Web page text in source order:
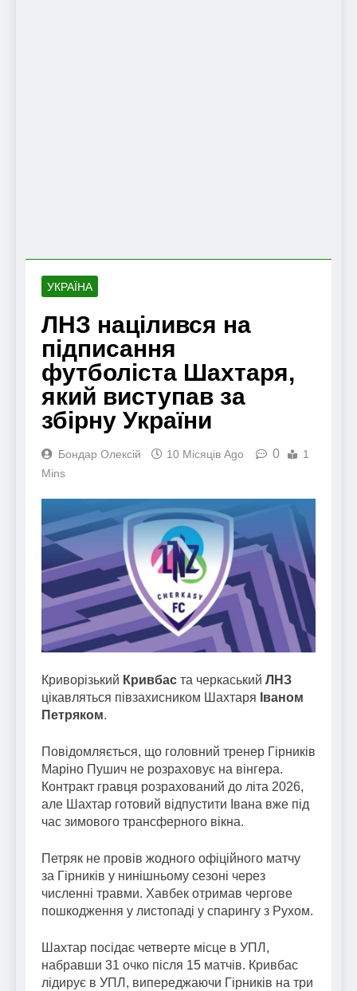
УКРАЇНА
ЛНЗ націлився на
підписання
футболіста Шахтаря,
який виступав за
збірну України
Бондар Олексій 10 Місяців Ago 0
1
Mins
Криворізький Кривбас та черкаський ЛНЗ
цікавляться півзахисником Шахтаря Іваном
Петряком.
Повідомляється, що головний тренер Гірників
Маріно Пушич не розраховує на вінгера.
Контракт гравця розрахований до літа 2026,
але Шахтар готовий відпустити Івана вже під
час зимового трансферного вікна.
Петряк не провів жодного офіційного матчу
за Гірників у нинішньому сезоні через
численні травми. Хавбек отримав чергове
пошкодження у листопаді у спарингу з Рухом.
Шахтар посідає четверте місце в УПЛ,
набравши 31 очко після 15 матчів. Кривбас
лідирує в УПЛ, випереджаючи Гірників на три